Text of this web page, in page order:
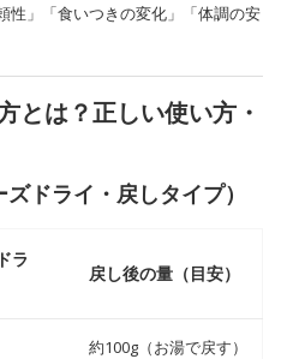
」「食いつきの変化」「体調の安
とは？正しい使い方・
ドライ・戻しタイプ）
ラ
戻し後の量（目安）
約100g（お湯で戻す）